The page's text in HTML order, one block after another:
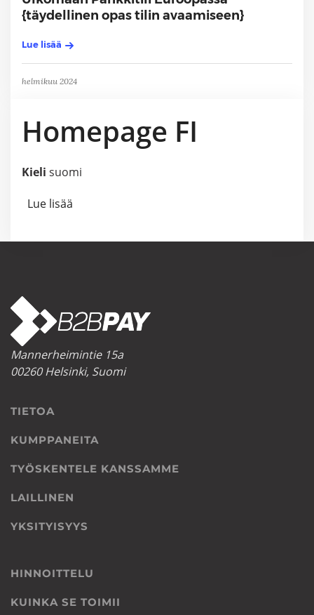
{täydellinen opas tilin avaamiseen}
Lue lisää
helmikuu 2024
Homepage FI
Kieli suomi
Lue lisää
Mannerheimintie 15a
00260 Helsinki, Suomi
TIETOA
KUMPPANEITA
TYÖSKENTELE KANSSAMME
LAILLINEN
YKSITYISYYS
HINNOITTELU
KUINKA SE TOIMII